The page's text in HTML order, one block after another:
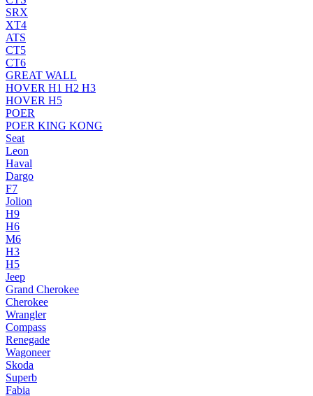
SRX
XT4
ATS
CT5
CT6
GREAT WALL
HOVER H1 H2 H3
HOVER H5
POER
POER KING KONG
Seat
Leon
Haval
Dargo
F7
Jolion
H9
H6
M6
H3
H5
Jeep
Grand Cherokee
Cherokee
Wrangler
Compass
Renegade
Wagoneer
Skoda
Superb
Fabia